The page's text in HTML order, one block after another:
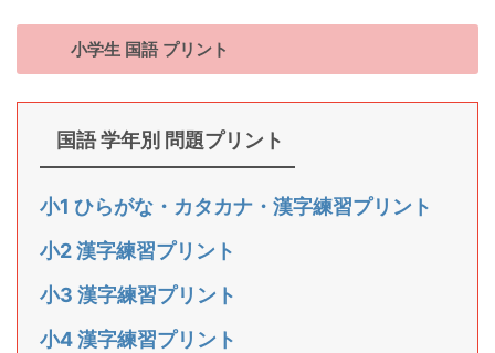
小学生 国語 プリント
国語 学年別 問題プリント
小1 ひらがな・カタカナ・漢字練習プリント
小2 漢字練習プリント
小3 漢字練習プリント
小4 漢字練習プリント